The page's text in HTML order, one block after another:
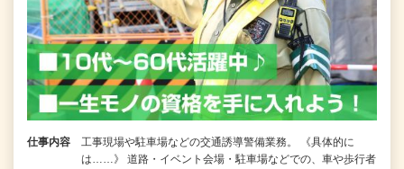
仕事内容
工事現場や駐車場などの交通誘導警備業務。 《具体的に
は……》 道路・イベント会場・駐車場などでの、車や歩行者